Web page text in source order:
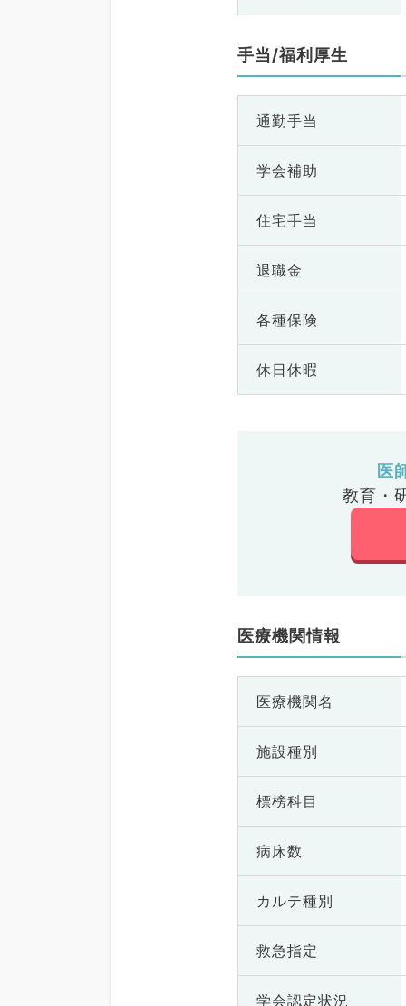
手当/福利厚生
通勤手当
学会補助
住宅手当
退職金
各種保険
休日休暇
医
教育・
医療機関情報
医療機関名
施設種別
標榜科目
病床数
カルテ種別
救急指定
学会認定状況